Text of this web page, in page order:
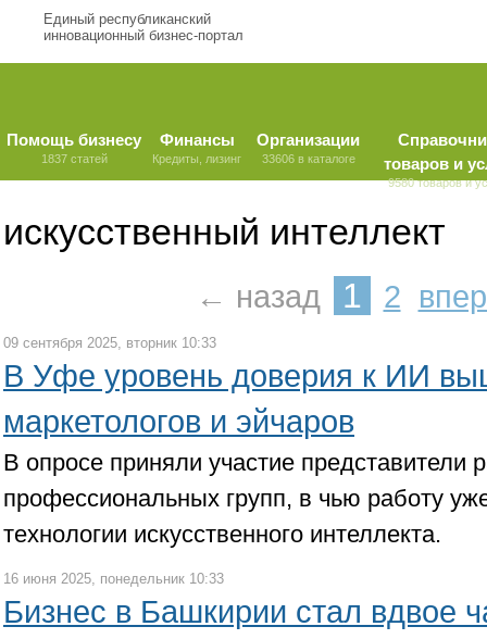
Единый республиканский
инновационный бизнес-портал
Помощь бизнесу
1837 статей
Финансы
Кредиты, лизинг
Организации
33606 в каталоге
товаров и
9580 товаров и
искусственный интеллект
← назад 1 2
09 сентября 2025, вторник 10:33
В Уфе уровень доверия к ИИ
маркетологов и эйчаров
В опросе приняли участие представители
профессиональных групп, в чью работу
технологии искусственного интеллекта.
16 июня 2025, понедельник 10:33
Бизнес в Башкирии стал вдвое